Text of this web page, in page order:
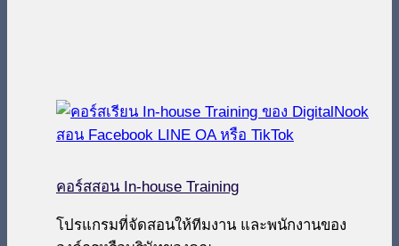
คอร์สสอน In-house Training
โปรแกรมที่จัดสอนให้ทีมงาน และพนักงานของ